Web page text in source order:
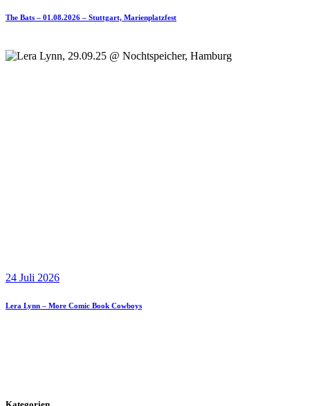
The Bats – 01.08.2026 – Stuttgart, Marienplatzfest
24 Juli 2026
Lera Lynn – More Comic Book Cowboys